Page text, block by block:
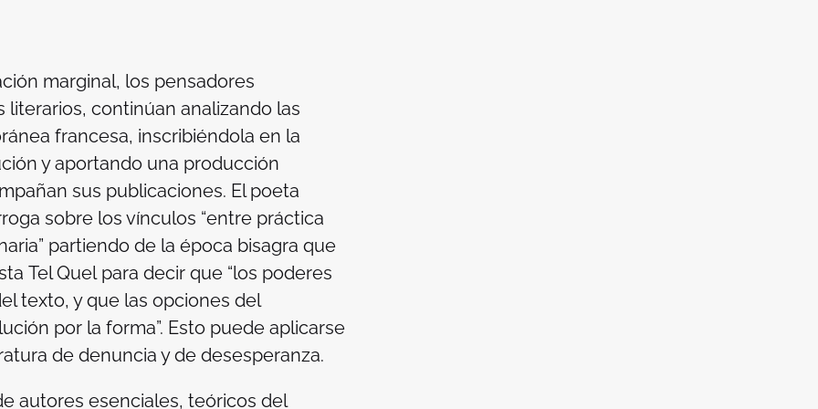
marginal, los pensadores
literarios, continúan analizando las
francesa, inscribiéndola en la
y aportando una producción
sus publicaciones. El poeta
sobre los vínculos “entre práctica
partiendo de la época bisagra que
Tel Quelpara decir que “los poderes
texto, y que las opciones del
por la forma”. Esto puede aplicarse
de denuncia y de desesperanza.
autores esenciales, teóricos del